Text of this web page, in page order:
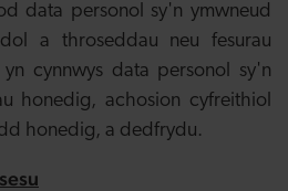
data personol sy'n ymwneud
a throseddau neu fesurau
cynnwys data personol sy'n
honedig, achosion cyfreithiol
honedig, a dedfrydu.